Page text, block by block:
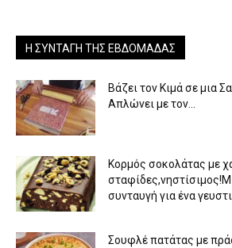
Η ΣΥΝΤΑΓΉ ΤΗΣ ΕΒΔΟΜΆΔΑΣ
Βάζει τον Κιμά σε μια
Απλώνει με τον...
Κορμός σοκολάτας με
συνταυγή για ένα
Σουφλέ πατάτας με